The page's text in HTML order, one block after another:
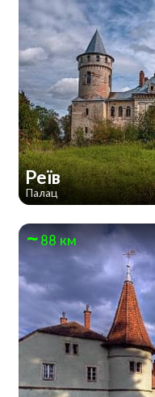
Реїв
Палац
88 км